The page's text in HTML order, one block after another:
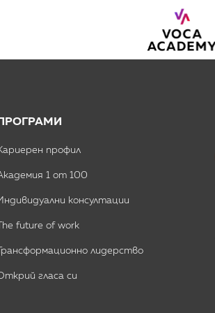
профил
1 от 100
консултации
The future of work
Трансформационно лидерство
гласа си